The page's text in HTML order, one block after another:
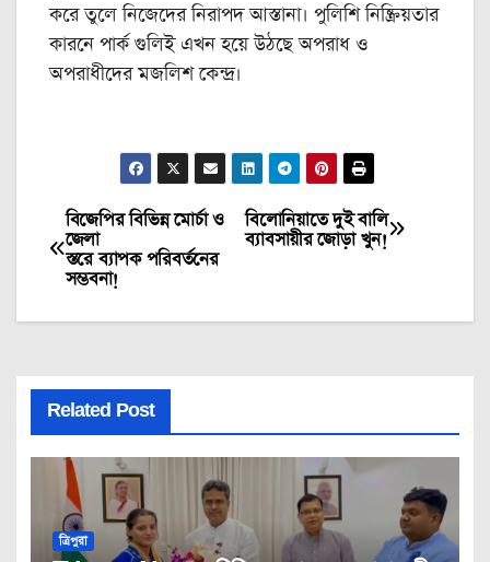
করে তুলে নিজেদের নিরাপদ আস্তানা। পুলিশি নিষ্ক্রিয়তার
কারনে পার্ক গুলিই এখন হয়ে উঠছে অপরাধ ও
অপরাধীদের মজলিশ কেন্দ্র।
Post
navigation
বিলোনিয়াতে দুই বালি
ব্যাবসায়ীর জোড়া খুন!
বিজেপির বিভিন্ন মোর্চা ও
জেলা
স্তরে ব্যাপক পরিবর্তনের
সম্ভবনা!
Related Post
ত্রিপুরা